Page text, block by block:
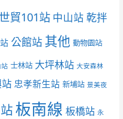
世貿101站 中山站 乾拌
公館站 其他 動物園站
士林站 大坪林站 大安森林
忠孝新生站 新埔站 景美夜
板南線 板橋站 永